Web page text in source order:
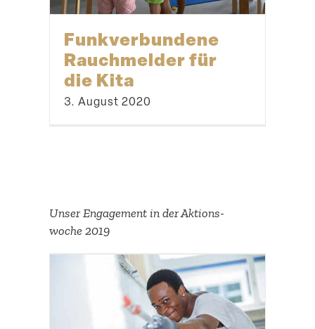
Funkver­bundene
Rauch­melder für
die Kita
3. August 2020
Unser Engagement in der Aktions­
woche 2019